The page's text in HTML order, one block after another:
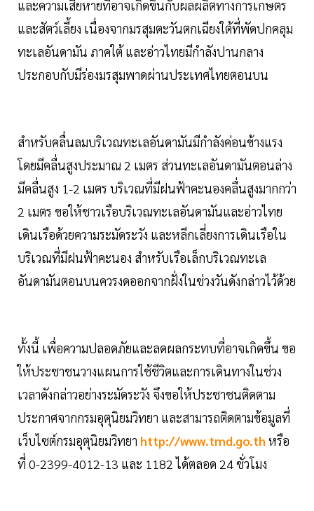
และความเสียหายที่อาจเกิดขึ้นกับผลผลิตทางการเกษตร
และสัตว์เลี้ยง เนื่องจากมรสุมตะวันตกเฉียงใต้ที่พัดปกคลุม
ทะเลอันดามัน ภาคใต้ และอ่าวไทยมีกำลังปานกลาง
ประกอบกับมีร่องมรสุมพาดผ่านประเทศไทยตอนบน
สำหรับคลื่นลมบริเวณทะเลอันดามันมีกำลังค่อนข้างแรง
โดยมีคลื่นสูงประมาณ 2 เมตร ส่วนทะเลอันดามันตอนล่าง
มีคลื่นสูง 1-2 เมตร บริเวณที่มีฝนฟ้าคะนองคลื่นสูงมากกว่า
2 เมตร ขอให้ชาวเรือบริเวณทะเลอันดามันและอ่าวไทย
เดินเรือด้วยความระมัดระวัง และหลีกเลี่ยงการเดินเรือใน
บริเวณที่มีฝนฟ้าคะนอง สำหรับเรือเล็กบริเวณทะเล
อันดามันตอนบนควรงดออกจากฝั่งในช่วงวันดังกล่าวไว้ด้วย
ทั้งนี้ เพื่อความปลอดภัยและลดผลกระทบที่อาจเกิดขึ้น ขอ
ให้ประชาชนวางแผนการใช้ชีวิตและการเดินทางในช่วง
เวลาดังกล่าวอย่างระมัดระวัง จึงขอให้ประชาชนติดตาม
ประกาศจากกรมอุตุนิยมวิทยา และสามารถติดตามข้อมูลที่
เว็บไซต์กรมอุตุนิยมวิทยา http://www.tmd.go.th หรือ
ที่ 0-2399-4012-13 และ 1182 ได้ตลอด 24 ชั่วโมง